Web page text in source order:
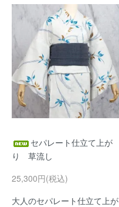
セパレート仕立て上が
り 草流し
25,300円(税込)
大人のセパレート仕立て上が